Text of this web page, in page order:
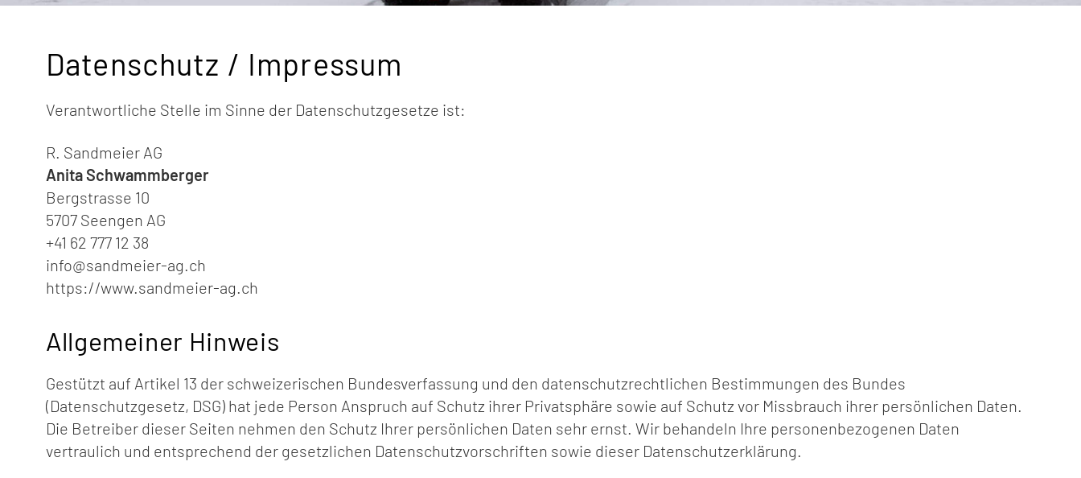
Datenschutz / Impressum
Verantwortliche Stelle im Sinne der Datenschutzgesetze ist:
R. Sandmeier AG
Anita Schwammberger
Bergstrasse 10
5707 Seengen AG
+41 62 777 12 38
info@sandmeier-ag.ch
https://www.sandmeier-ag.ch
Allgemeiner Hinweis
Gestützt auf Artikel 13 der schweizerischen Bundesverfassung und den datenschutzrechtlichen Bestimmungen des Bundes
(Datenschutzgesetz, DSG) hat jede Person Anspruch auf Schutz ihrer Privatsphäre sowie auf Schutz vor Missbrauch ihrer persönlichen Daten.
Die Betreiber dieser Seiten nehmen den Schutz Ihrer persönlichen Daten sehr ernst. Wir behandeln Ihre personenbezogenen Daten
vertraulich und entsprechend der gesetzlichen Datenschutzvorschriften sowie dieser Datenschutzerklärung.